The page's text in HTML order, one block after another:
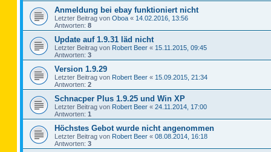
Anmeldung bei ebay funktioniert nicht
Letzter Beitrag von Oboa « 14.02.2016, 13:56
Antworten: 8
Update auf 1.9.31 läd nicht
Letzter Beitrag von Robert Beer « 15.11.2015, 09:45
Antworten: 3
Version 1.9.29
Letzter Beitrag von Robert Beer « 15.09.2015, 21:34
Antworten: 2
Schnacper Plus 1.9.25 und Win XP
Letzter Beitrag von Robert Beer « 24.11.2014, 17:00
Antworten: 1
Höchstes Gebot wurde nicht angenommen
Letzter Beitrag von Robert Beer « 08.08.2014, 16:18
Antworten: 3